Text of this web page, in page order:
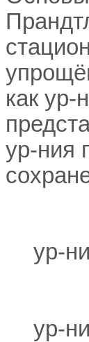
как yp-
yp-ния
ур-
ур-